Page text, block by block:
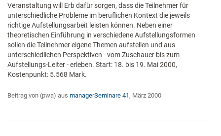
Veranstaltung will Erb dafür sorgen, dass die Teilnehmer für
unterschiedliche Probleme im beruflichen Kontext die jeweils
richtige Aufstellungsarbeit leisten können. Neben einer
theoretischen Einführung in verschiedene Aufstellungsformen
sollen die Teilnehmer eigene Themen aufstellen und aus
unterschiedlichen Perspektiven - vom Zuschauer bis zum
Aufstellungs-Leiter - erleben. Start: 18. bis 19. Mai 2000,
Kostenpunkt: 5.568 Mark.
Beitrag von (pwa) aus managerSeminare 41, März 2000